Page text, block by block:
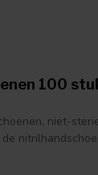
100
niet-